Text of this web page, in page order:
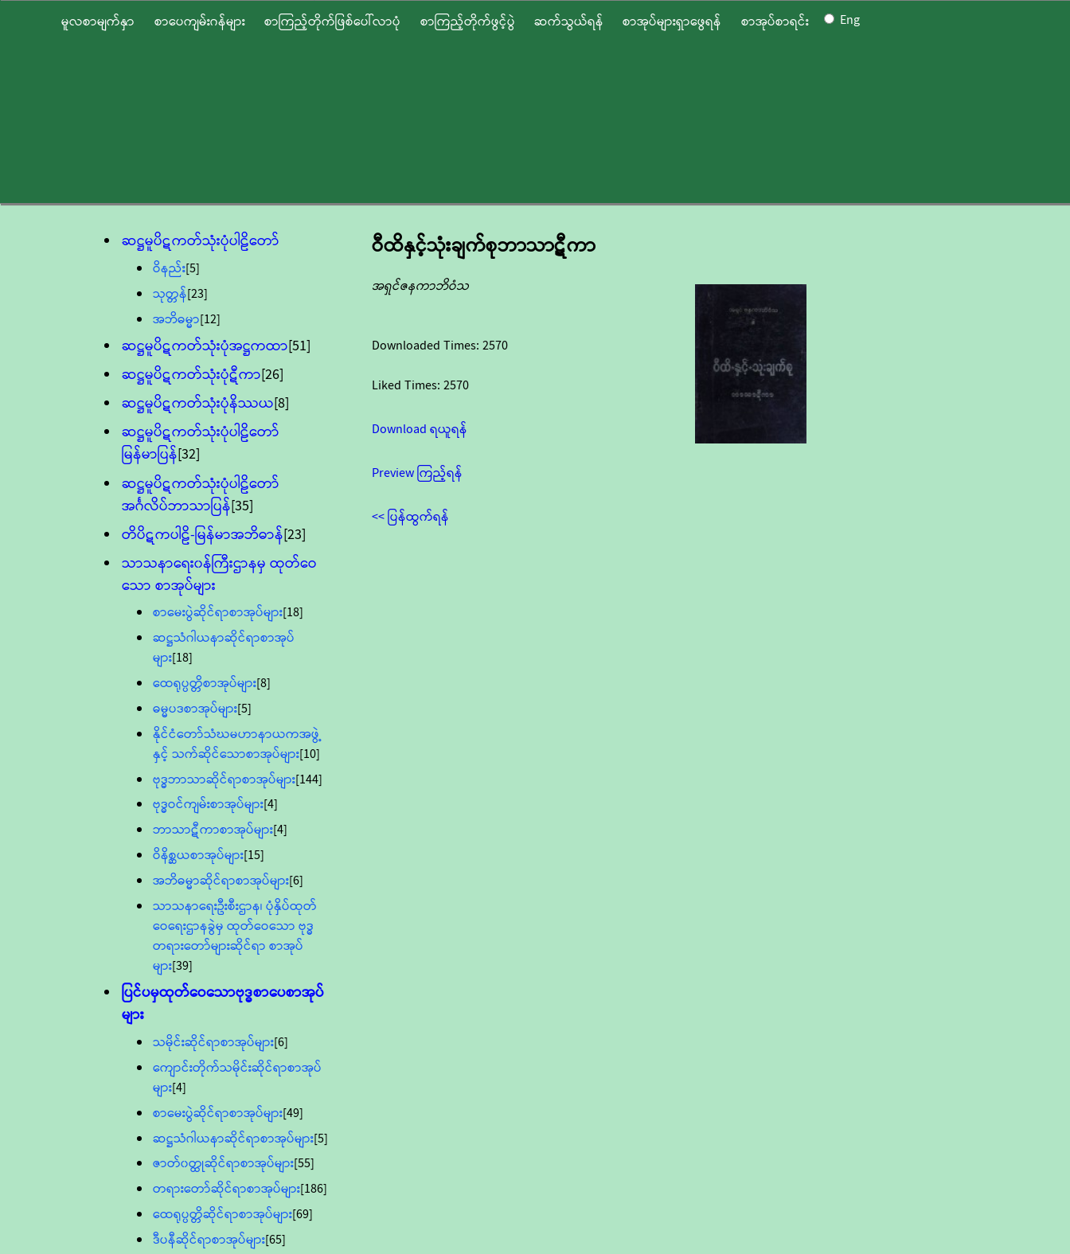
မူလစာမျက်နှာ စာပေကျမ်းဂန်များ စာကြည့်တိုက်ဖြစ်ပေါ်လာပုံ စာကြည့်တိုက်ဖွင့်ပွဲ ဆက်သွယ်ရန် စာအုပ်များရှာဖွေရန် စာအုပ်စာရင်း Eng
ဆဋ္ဌမူပိဋကတ်သုံးပုံပါဠိတော်
ဝိနည်း[5]
သုတ္တန်[23]
အဘိဓမ္မာ[12]
ဆဋ္ဌမူပိဋကတ်သုံးပုံအဋ္ဌကထာ[51]
ဆဋ္ဌမူပိဋကတ်သုံးပုံဋီကာ[26]
ဆဋ္ဌမူပိဋကတ်သုံးပုံနိဿယ[8]
ဆဋ္ဌမူပိဋကတ်သုံးပုံပါဠိတော်
မြန်မာပြန်[32]
ဆဋ္ဌမူပိဋကတ်သုံးပုံပါဠိတော်
အင်္ဂလိပ်ဘာသာပြန်[35]
တိပိဋကပါဠိ-မြန်မာအဘိဓာန်[23]
သာသနာရေး၀န်ကြီးဌာနမှ ထုတ်ဝေ
သော စာအုပ်များ
စာမေးပွဲဆိုင်ရာစာအုပ်များ[18]
ဆဋ္ဌသံဂါယနာဆိုင်ရာစာအုပ်
များ[18]
ထေရုပ္ပတ္တိစာအုပ်များ[8]
ဓမ္မပဒစာအုပ်များ[5]
နိုင်ငံတော်သံဃမဟာနာယကအဖွဲ့
နှင့် သက်ဆိုင်သောစာအုပ်များ[10]
ဗုဒ္ဓဘာသာဆိုင်ရာစာအုပ်များ[144]
ဗုဒ္ဓဝင်ကျမ်းစာအုပ်များ[4]
ဘာသာဋီကာစာအုပ်များ[4]
ဝိနိစ္ဆယစာအုပ်များ[15]
အဘိဓမ္မာဆိုင်ရာစာအုပ်များ[6]
သာသနာရေးဦးစီးဌာန၊ ပုံနှိပ်ထုတ်
ဝေရေးဌာနခွဲမှ ထုတ်ဝေသော ဗုဒ္ဓ
တရားတော်များဆိုင်ရာ စာအုပ်
များ[39]
ပြင်ပမှထုတ်ဝေသောဗုဒ္ဓစာပေစာအုပ်
များ
သမိုင်းဆိုင်ရာစာအုပ်များ[6]
ကျောင်းတိုက်သမိုင်းဆိုင်ရာစာအုပ်
များ[4]
စာမေးပွဲဆိုင်ရာစာအုပ်များ[49]
ဆဋ္ဌသံဂါယနာဆိုင်ရာစာအုပ်များ[5]
ဇာတ်၀တ္ထုဆိုင်ရာစာအုပ်များ[55]
တရားတော်ဆိုင်ရာစာအုပ်များ[186]
ထေရုပ္ပတ္တိဆိုင်ရာစာအုပ်များ[69]
ဒီပနီဆိုင်ရာစာအုပ်များ[65]
ဝီထိနှင့်သုံးချက်စုဘာသာဋီကာ
အရှင်ဇနကာဘိဝံသ
Downloaded Times: 2570
Liked Times: 2570
Download ရယူရန်
Preview ကြည့်ရန်
<< ပြန်ထွက်ရန်